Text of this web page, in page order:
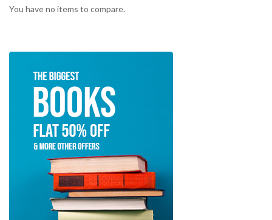
You have no items to compare.